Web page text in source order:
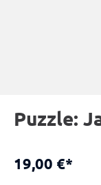
Puzzle:
19,00 €*